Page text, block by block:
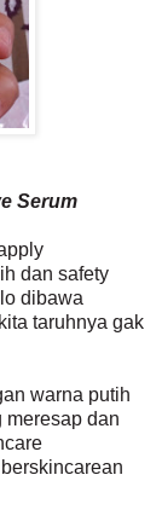
Serum
dan safety
dibawa
taruhnya gak
warna putih
meresap dan